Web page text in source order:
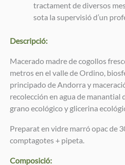
tractament de diversos
sota la supervisió d’un
Descripció:
Macerado madre de cogollos
metros en el valle de Ordino,
principado de Andorra y
recolección en agua de manantial
grano ecológico y glicerina
Preparat en vidre marró opac de
comptagotes + pipeta.
Composició: